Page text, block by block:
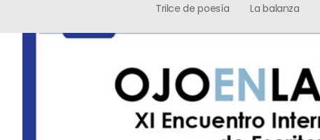
Trilce de poesía La balanza